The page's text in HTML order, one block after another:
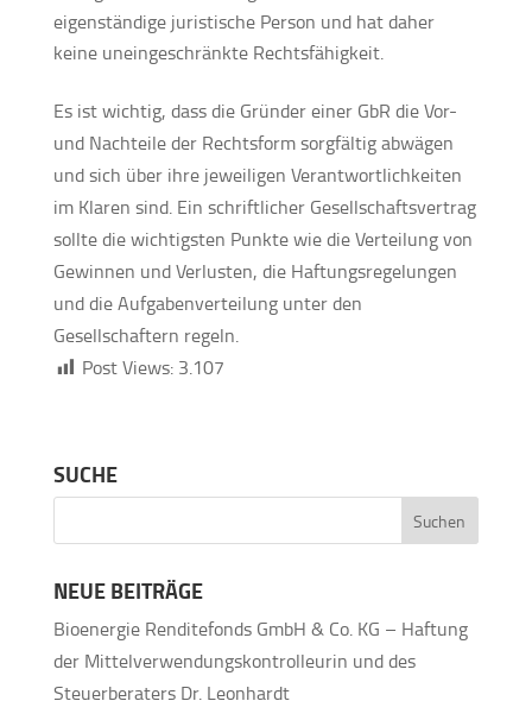
eigenständige juristische Person und hat daher
keine uneingeschränkte Rechtsfähigkeit.
Es ist wichtig, dass die Gründer einer GbR die Vor-
und Nachteile der Rechtsform sorgfältig abwägen
und sich über ihre jeweiligen Verantwortlichkeiten
im Klaren sind. Ein schriftlicher Gesellschaftsvertrag
sollte die wichtigsten Punkte wie die Verteilung von
Gewinnen und Verlusten, die Haftungsregelungen
und die Aufgabenverteilung unter den
Gesellschaftern regeln.
Post Views: 3.107
SUCHE
NEUE BEITRÄGE
Bioenergie Renditefonds GmbH & Co. KG – Haftung
der Mittelverwendungskontrolleurin und des
Steuerberaters Dr. Leonhardt